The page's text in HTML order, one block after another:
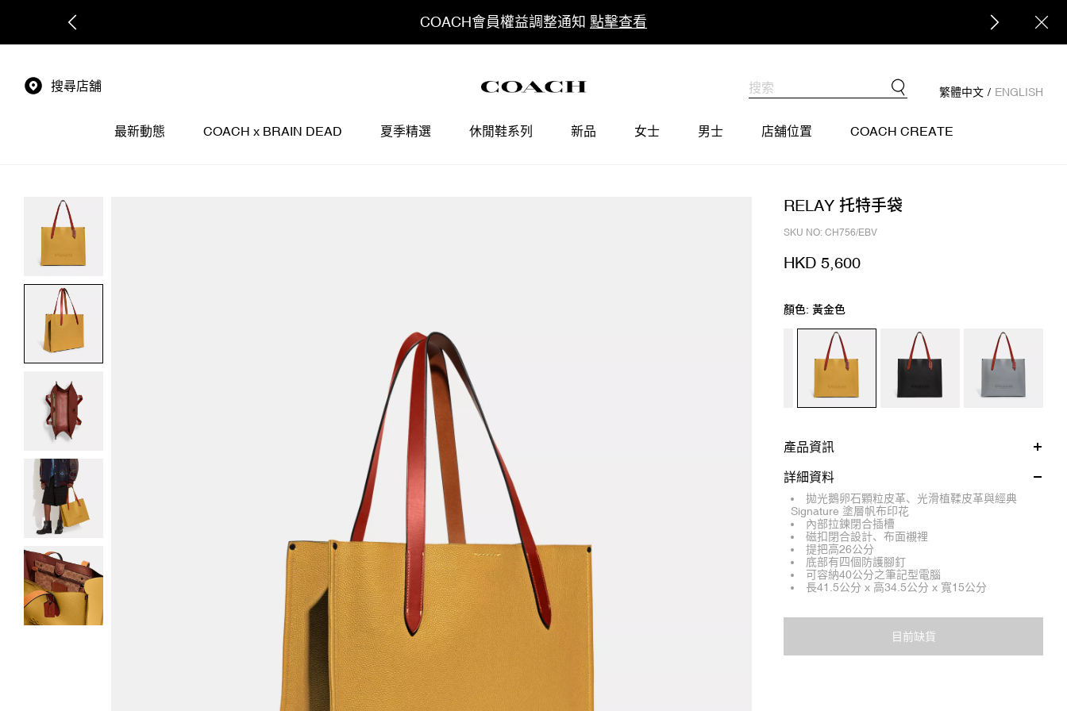
COACH會員權益調整通知 點擊查看
搜尋店舖 繁體中文 / ENGLISH
最新動態 COACH x BRAIN DEAD 夏季精選 休閒鞋系列 新品 女士 男士 店舖位置 COACH CREATE
RELAY 托特手袋
SKU NO: CH756/EBV
HKD 5,600
顏色: 黃金色
產品資訊
詳細資料
拋光鵝卵石顆粒皮革、光滑植鞣皮革與經典
Signature 塗層帆布印花
內部拉鍊閉合插槽
磁扣閉合設計、布面襯裡
提把高26公分
底部有四個防護腳釘
可容納40公分之筆記型電腦
長41.5公分 x 高34.5公分 x 寬15公分
目前缺貨